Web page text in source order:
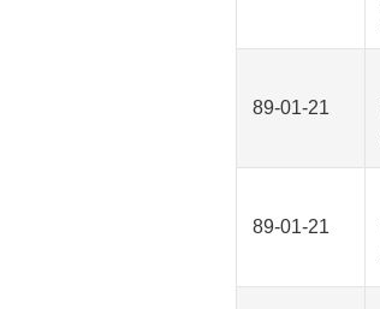
89-01-21
89-01-21